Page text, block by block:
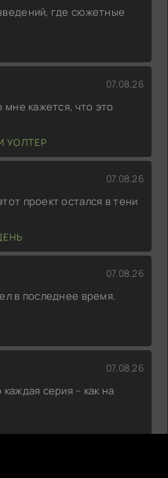
где сюжетные
07.08.26
мне кажется, что это
УОЛТЕР
07.08.26
проект остался в тени
07.08.26
в последнее время.
07.08.26
серия – как на